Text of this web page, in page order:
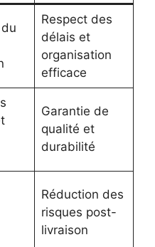
Respect des
délais et
organisation
efficace
Garantie de
qualité et
durabilité
Réduction des
risques post-
livraison